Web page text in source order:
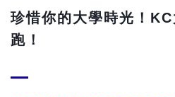
珍惜你的大學時光！
跑！